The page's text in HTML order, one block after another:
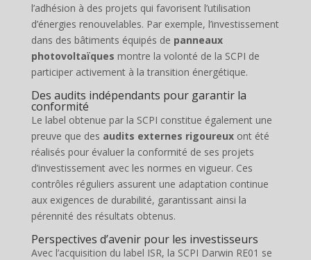
l’adhésion à des projets qui favorisent l’utilisation
d’énergies renouvelables. Par exemple, l’investissement
dans des bâtiments équipés de panneaux
photovoltaïques montre la volonté de la SCPI de
participer activement à la transition énergétique.
Des audits indépendants pour garantir la
conformité
Le label obtenue par la SCPI constitue également une
preuve que des audits externes rigoureuxont été
réalisés pour évaluer la conformité de ses projets
d’investissement avec les normes en vigueur. Ces
contrôles réguliers assurent une adaptation continue
aux exigences de durabilité, garantissant ainsi la
pérennité des résultats obtenus.
Perspectives d’avenir pour les investisseurs
Avec l’acquisition du label ISR, la SCPI Darwin RE01 se